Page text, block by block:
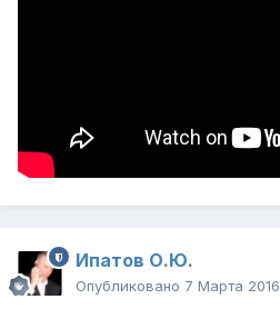
Ипатов О.Ю.
Опубликовано 7 Марта 2016